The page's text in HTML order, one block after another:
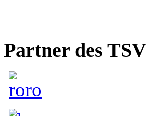
Partner des TSV